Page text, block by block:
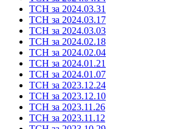
ТСН за 2024.03.31
ТСН за 2024.03.17
ТСН за 2024.03.03
ТСН за 2024.02.18
ТСН за 2024.02.04
ТСН за 2024.01.21
ТСН за 2024.01.07
ТСН за 2023.12.24
ТСН за 2023.12.10
ТСН за 2023.11.26
ТСН за 2023.11.12